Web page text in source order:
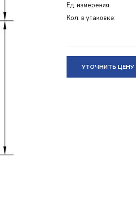
Ед. измерения
Кол. в упаковке:
УТОЧНИТЬ ЦЕНУ